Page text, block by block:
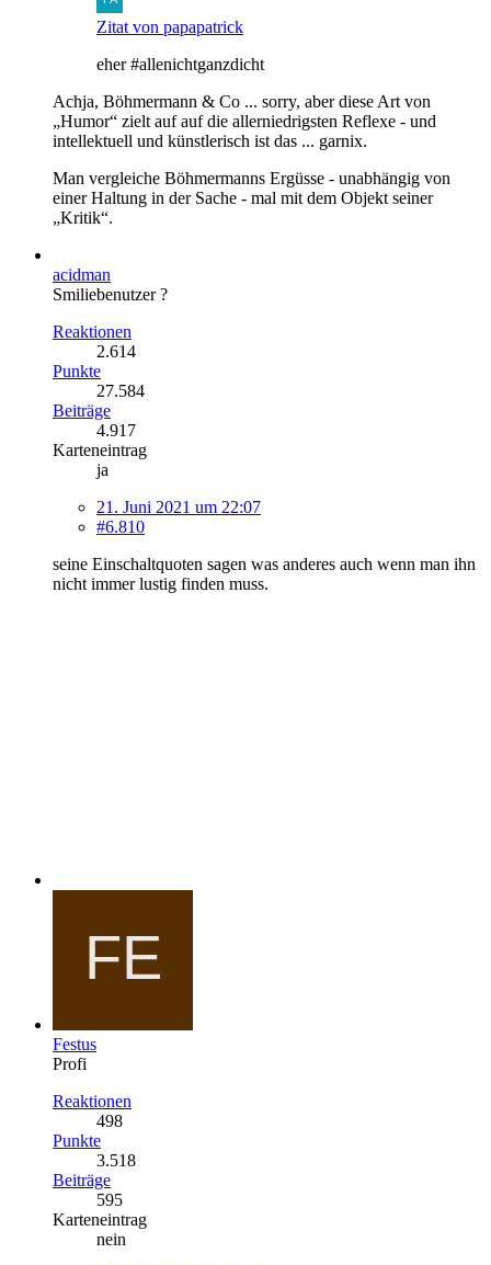
Zitat von papapatrick
eher #allenichtganzdicht
Achja, Böhmermann & Co ... sorry, aber diese Art von
„Humor“ zielt auf auf die allerniedrigsten Reflexe - und
intellektuell und künstlerisch ist das ... garnix.
Man vergleiche Böhmermanns Ergüsse - unabhängig von
einer Haltung in der Sache - mal mit dem Objekt seiner
„Kritik“.
acidman
Smiliebenutzer ?
Reaktionen
2.614
Punkte
27.584
Beiträge
4.917
Karteneintrag
ja
21. Juni 2021 um 22:07
#6.810
seine Einschaltquoten sagen was anderes auch wenn man ihn
nicht immer lustig finden muss.
Festus
Profi
Reaktionen
498
Punkte
3.518
Beiträge
595
Karteneintrag
nein